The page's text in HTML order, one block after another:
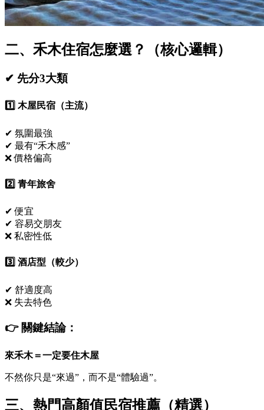
二、禾木住宿怎麼選？（核心邏輯）
✔ 先分3大類
1️⃣ 木屋民宿（主流）
✔ 氛圍最強
✔ 最有“禾木感”
❌ 價格偏高
2️⃣ 青年旅舍
✔ 便宜
✔ 容易交朋友
❌ 私密性低
3️⃣ 酒店型（較少）
✔ 舒適度高
❌ 失去特色
👉 關鍵結論：
來禾木＝一定要住木屋
不然你只是“來過”，而不是“體驗過”。
三、熱門高顏值民宿推薦（精選）